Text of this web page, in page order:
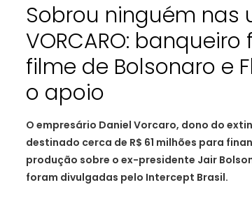
Sobrou ninguém nas
VORCARO:
filme de Bolsonaro e
o apoio
O empresário Daniel Vorcaro, dono do
destinado cerca de R$ 61 milhões para
produção sobre o ex-presidente Jair
foram divulgadas pelo Intercept Brasil.